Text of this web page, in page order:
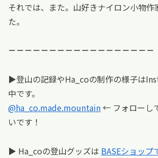
それでは、また。山好きナイロン小物作
た。
－－－－－－－－－－－－－－－－－－
▶︎登山の記録やHa_coの制作の様子は
中です。
@ha_co.made.mountain← フォローし
いです！
▶︎ Ha_coの登山グッズは BASEショップ